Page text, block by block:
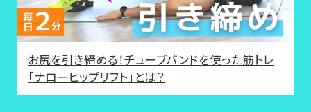
お尻を引き締める！チューブバンドを使った筋トレ
「ナローヒップリフト」とは？